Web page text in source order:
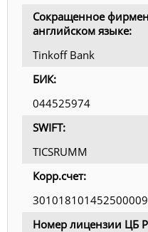
Сокращенное
английском языке:
Tinkoff Bank
БИК:
044525974
SWIFT:
TICSRUMM
Корр.счет:
Номер лицензии ЦБ